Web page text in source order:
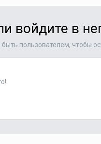
войдите в
пользователем, чтобы